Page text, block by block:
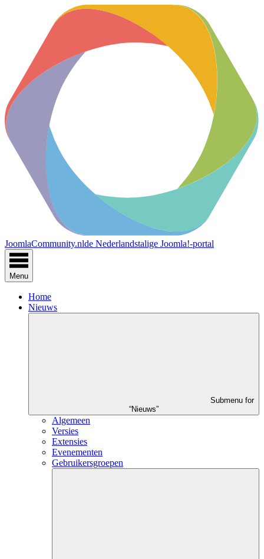
JoomlaCommunity.nlde Nederlandstalige Joomla!-portal
Menu
Home
Nieuws
Submenu for
“Nieuws”
Algemeen
Versies
Extensies
Evenementen
Gebruikersgroepen